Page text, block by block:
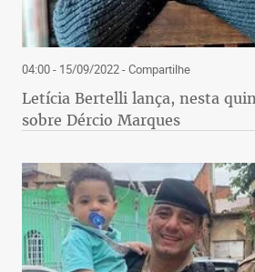
04:00 - 15/09/2022- Compartilhe
Letícia Bertelli lança, nesta
sobre Dércio Marques